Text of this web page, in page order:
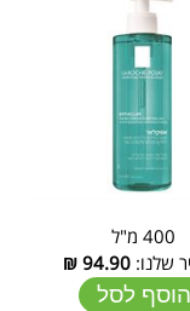
400 מ"ל
שלנו: 94.90
₪
הוסף לסל